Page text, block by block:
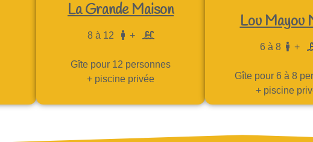
La Grande Maison
8 à 12 +
Gîte pour 12 personnes
+ piscine privée
Lou Mayou
6 à 8 +
Gîte pour 6 à 8
+ piscine